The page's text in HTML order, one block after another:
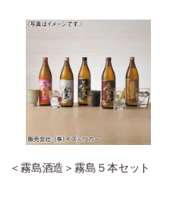
＜霧島酒造＞霧島５本セット